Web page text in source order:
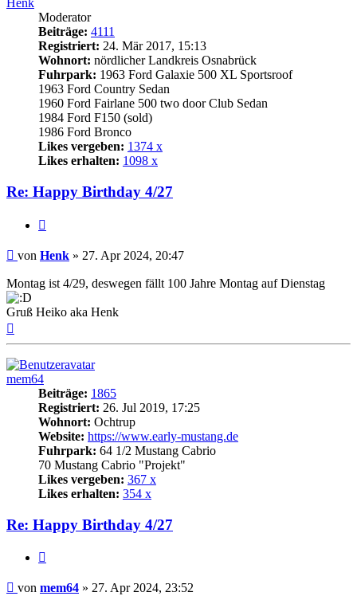
Henk
Moderator
Beiträge: 4111
Registriert: 24. Mär 2017, 15:13
Wohnort: nördlicher Landkreis Osnabrück
Fuhrpark: 1963 Ford Galaxie 500 XL Sportsroof
1963 Ford Country Sedan
1960 Ford Fairlane 500 two door Club Sedan
1984 Ford F150 (sold)
1986 Ford Bronco
Likes vergeben: 1374 x
Likes erhalten: 1098 x
Re: Happy Birthday 4/27
Beitrag
von Henk » 27. Apr 2024, 20:47
Montag ist 4/29, deswegen fällt 100 Jahre Montag auf Dienstag
Gruß Heiko aka Henk
mem64
Beiträge: 1865
Registriert: 26. Jul 2019, 17:25
Wohnort: Ochtrup
Website: https://www.early-mustang.de
Fuhrpark: 64 1/2 Mustang Cabrio
70 Mustang Cabrio "Projekt"
Likes vergeben: 367 x
Likes erhalten: 354 x
Re: Happy Birthday 4/27
Beitrag
von mem64 » 27. Apr 2024, 23:52